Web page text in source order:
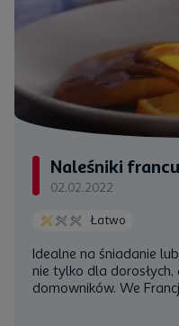
Naleśniki
02.02.2022
Łatwo
Idealne na śniadanie
nie tylko dla
domowników. We